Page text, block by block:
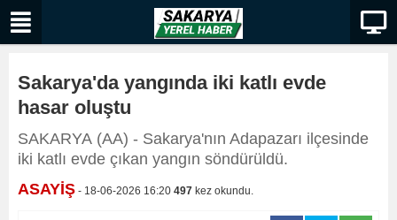
Sakarya'da yangında iki katlı evde
hasar oluştu
SAKARYA (AA) - Sakarya'nın Adapazarı ilçesinde
iki katlı evde çıkan yangın söndürüldü.
ASAYİŞ - 18-06-2026 16:20 497 kez okundu.